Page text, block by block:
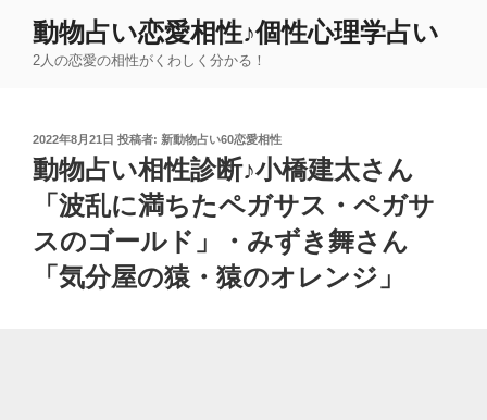
動物占い恋愛相性♪個性心理学占い
2人の恋愛の相性がくわしく分かる！
投
稿
日:
2022年8月21日 投稿者: 新動物占い60恋愛相性
動物占い相性診断♪小橋建太さん
「波乱に満ちたペガサス・ペガサ
スのゴールド」・みずき舞さん
「気分屋の猿・猿のオレンジ」